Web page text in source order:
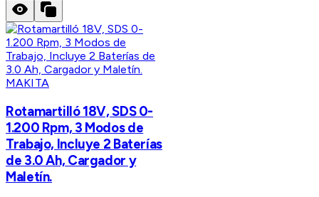
MAKITA
Rotamartilló 18V, SDS 0-
1.200 Rpm, 3 Modos de
Trabajo, Incluye 2 Baterías
de 3.0 Ah, Cargador y
Maletín.